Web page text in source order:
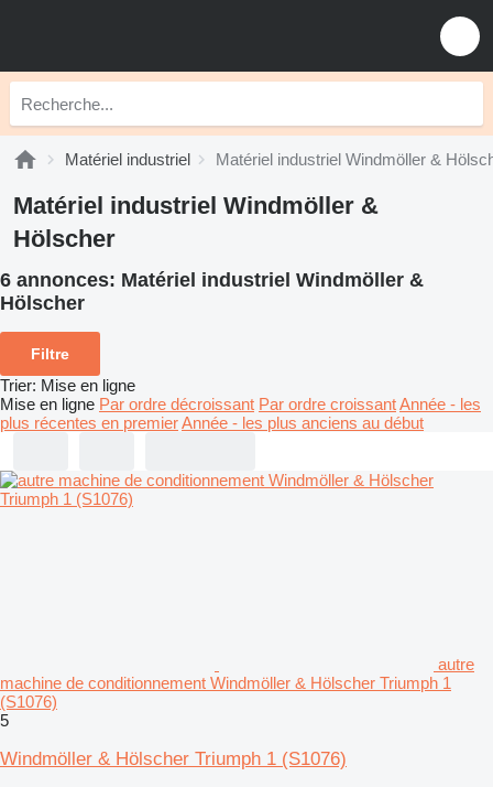
Matériel industriel Matériel industriel Windmöller &
Matériel industriel Windmöller &
Hölscher
6 annonces: Matériel industriel Windmöller &
Hölscher
Filtre
Trier: Mise en ligne
Mise en ligne Par ordre décroissant Par ordre croissantAnnée - les
plus récentes en premierAnnée - les plus anciens au début
autre
machine de conditionnement Windmöller & Hölscher Triumph 1
(S1076)
5
Windmöller & Hölscher Triumph 1 (S1076)